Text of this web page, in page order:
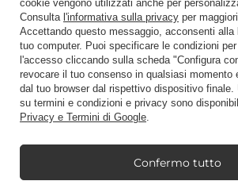
Blog
Candle World,Tarnowska 23/2,61-323
cookie vengono utilizzati anche per
Consulta l'informativa sulla privacy per
Accettando questo messaggio, acconsenti alla
tuo computer. Puoi specificare le condizioni
l'accesso cliccando sulla scheda "Configura
revocare il tuo consenso in qualsiasi momento
dal tuo browser dal rispettivo dispositivo finale.
su termini e condizioni e privacy sono
Privacy e Termini di Google.
Confermo tutto